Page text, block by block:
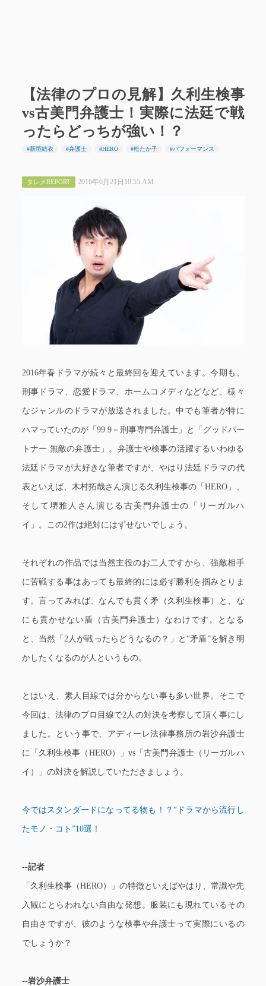
【法律のプロの見解】久利生検事
vs古美門弁護士！実際に法廷で戦
ったらどっちが強い！？
#新垣結衣 #弁護士 #HERO #松たか子 #パフォーマンス
タレメREPORT 2016年6月21日10:55 AM
2016年春ドラマが続々と最終回を迎えています。今期も、
刑事ドラマ、恋愛ドラマ、ホームコメディなどなど、様々
なジャンルのドラマが放送されました。中でも筆者が特に
ハマっていたのが「99.9－刑事専門弁護士」と「グッドパー
トナー 無敵の弁護士」。弁護士や検事の活躍するいわゆる
法廷ドラマが大好きな筆者ですが、やはり法廷ドラマの代
表といえば、木村拓哉さん演じる久利生検事の「HERO」、
そして堺雅人さん演じる古美門弁護士の「リーガルハ
イ」。この2作は絶対にはずせないでしょう。
それぞれの作品では当然主役のお二人ですから、強敵相手
に苦戦する事はあっても最終的には必ず勝利を掴みとりま
す。言ってみれば、なんでも貫く矛（久利生検事）と、な
にも貫かせない盾（古美門弁護士）なわけです。となる
と、当然「2人が戦ったらどうなるの？」と“矛盾”を解き明
かしたくなるのが人というもの。
とはいえ、素人目線では分からない事も多い世界。そこで
今回は、法律のプロ目線で2人の対決を考察して頂く事にし
ました。という事で、アディーレ法律事務所の岩沙弁護士
に「久利生検事（HERO）」vs「古美門弁護士（リーガルハ
イ）」の対決を解説していただきましょう。
今ではスタンダードになってる物も！？“ドラマから流行し
たモノ・コト”10選！
--記者
「久利生検事（HERO）」の特徴といえばやはり、常識や先
入観にとらわれない自由な発想。服装にも現れているその
自由さですが、彼のような検事や弁護士って実際にいるの
でしょうか？
--岩沙弁護士